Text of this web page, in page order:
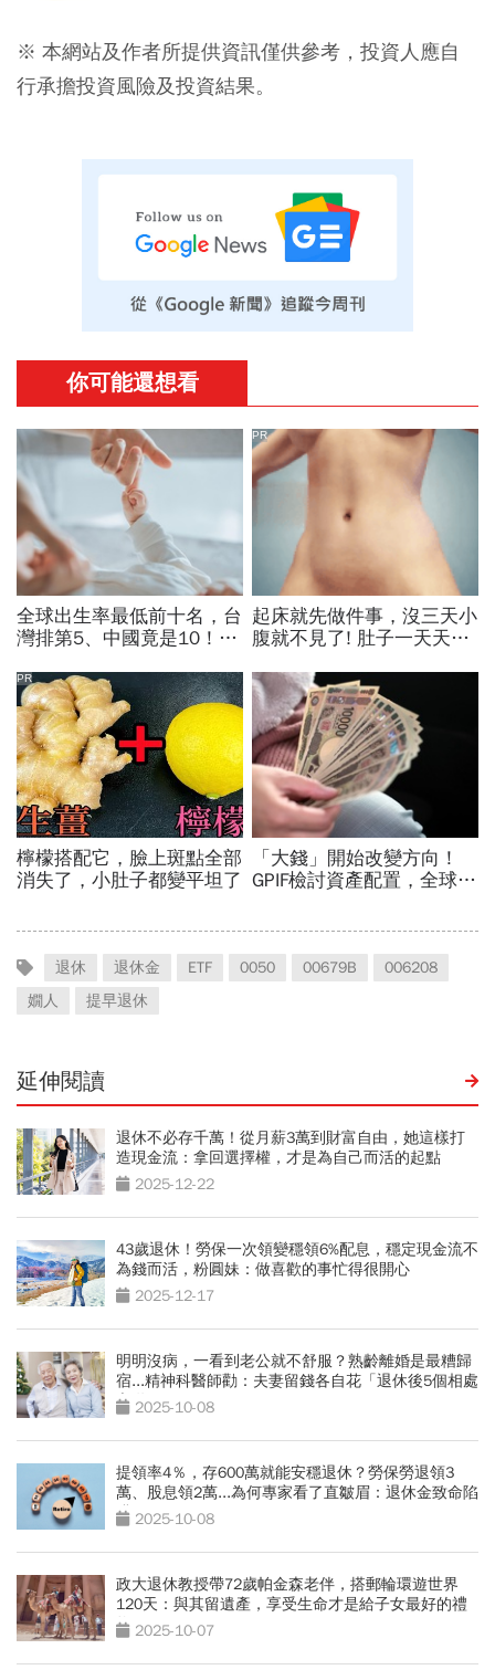
※ 本網站及作者所提供資訊僅供參考，投資人應自
行承擔投資風險及投資結果。
退休 退休金 ETF 0050 00679B
006208
嫺人
提早退休
延伸閱讀
退休不必存千萬！從月薪3萬到財富自由，她這樣打
造現金流：拿回選擇權，才是為自己而活的起點
2025-12-22
43歲退休！勞保一次領變穩領6%配息，穩定現金流不
為錢而活，粉圓妹：做喜歡的事忙得很開心
2025-12-17
明明沒病，一看到老公就不舒服？熟齡離婚是最糟歸
宿...精神科醫師勸：夫妻留錢各自花「退休後5個相處
之道」
2025-10-08
提領率4％，存600萬就能安穩退休？勞保勞退領3
萬、股息領2萬...為何專家看了直皺眉：退休金致命陷
阱 2025-10-08
政大退休教授帶72歲帕金森老伴，搭郵輪環遊世界
120天：與其留遺產，享受生命才是給子女最好的禮
物 2025-10-07